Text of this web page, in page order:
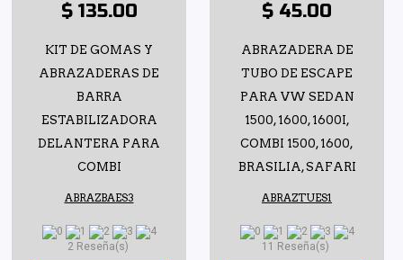
$ 135.00
KIT DE GOMAS Y
ABRAZADERAS DE
BARRA
ESTABILIZADORA
DELANTERA PARA
COMBI
ABRAZBAES3
2 Reseña(s)
$ 45.00
ABRAZADERA DE
TUBO DE ESCAPE
PARA VW SEDAN
1500, 1600, 1600I,
COMBI 1500, 1600,
BRASILIA, SAFARI
ABRAZTUES1
11 Reseña(s)